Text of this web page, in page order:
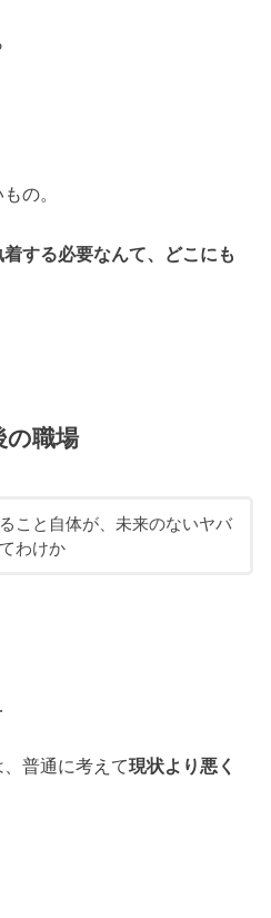
の。
する必要なんて、どこにも
の職場
こと自体が、未来のないヤバ
わけか
普通に考えて現状より悪く